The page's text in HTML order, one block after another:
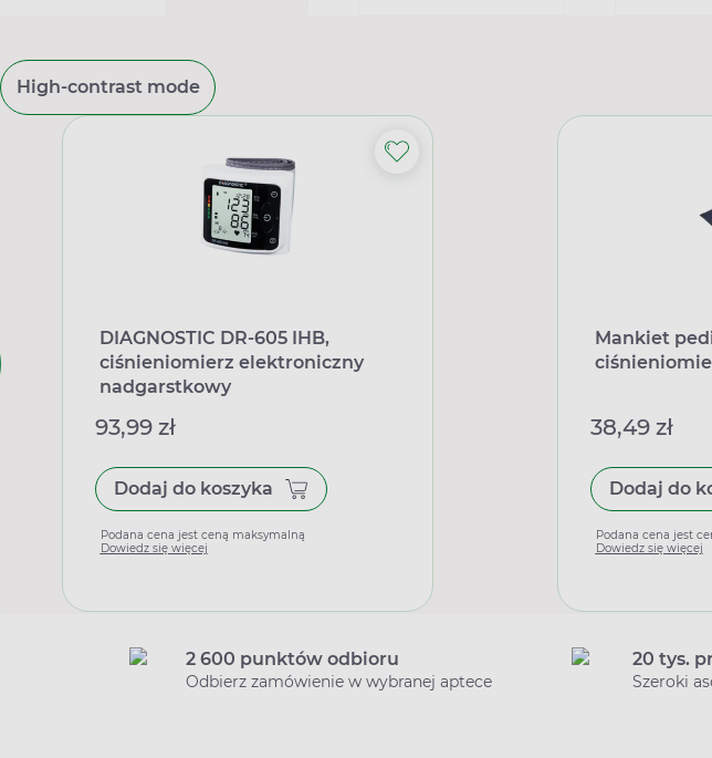
High-contrast mode
DIAGNOSTIC DR-605 IHB,
ciśnieniomierz elektroniczny
nadgarstkowy
93,99 zł
Dodaj do koszyka
Podana cena jest ceną maksymalną
Dowiedz się więcej
Mankiet
38,49 zł
Dodaj do
Podana cena jest
Dowiedz się więcej
2 600 punktów odbioru
Odbierz zamówienie w wybranej aptece
20 tys.
Szeroki